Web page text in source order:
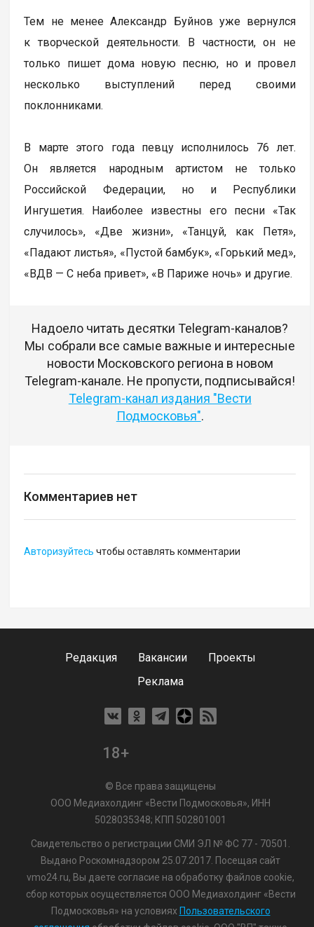
Тем не менее Александр Буйнов уже вернулся
к творческой деятельности. В частности, он не
только пишет дома новую песню, но и провел
несколько выступлений перед своими
поклонниками.
В марте этого года певцу исполнилось 76 лет.
Он является народным артистом не только
Российской Федерации, но и Республики
Ингушетия. Наиболее известны его песни «Так
случилось», «Две жизни», «Танцуй, как Петя»,
«Падают листья», «Пустой бамбук», «Горький мед»,
«ВДВ — С неба привет», «В Париже ночь» и другие.
Надоело читать десятки Telegram-каналов?
Мы собрали все самые важные и интересные
новости Московского региона в новом
Telegram-канале. Не пропусти, подписывайся!
Telegram-канал издания "Вести
Подмосковья".
Комментариев нет
Авторизуйтесь чтобы оставлять комментарии
Редакция Вакансии
Проекты
Реклама
18+
© Все права защищены
ООО Медиахолдинг «Вести Подмосковья», ИНН
5028035348; КПП 502801001
Свидетельство о регистрации СМИ ЭЛ № ФС 77 - 70501.
Выдано Роскомнадзором 25.07.2017. Посещая сайт
vmo24.ru, Вы даете согласие на обработку файлов cookie,
сбор которых осуществляется ООО Медиахолдинг «Вести
Подмосковья» на условиях Пользовательского